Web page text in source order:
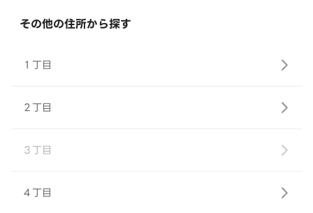
その他の住所から探す
１丁目
２丁目
３丁目
４丁目